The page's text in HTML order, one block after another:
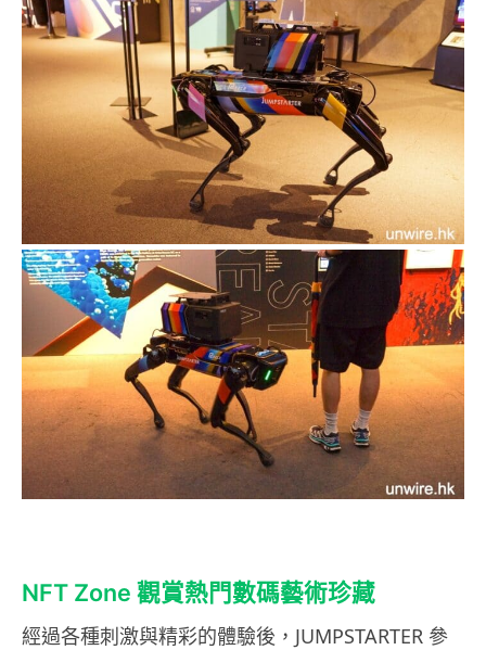
NFT Zone 觀賞熱門數碼藝術珍藏
經過各種刺激與精彩的體驗後，JUMPSTARTER 參